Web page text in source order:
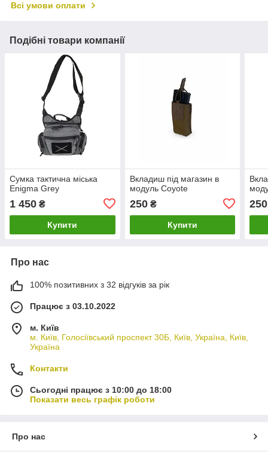
Всі умови оплати
Подібні товари компанії
Сумка тактична міська
Enigma Grey
1 450 ₴
Купити
Вкладиш під магазин в
модуль Coyote
250₴
Купити
250
Про нас
100% позитивних з 32 відгуків за рік
Працює з 03.10.2022
м. Київ
м. Київ, Голосіївський проспект 30Б, Київ, Україна, Київ,
Україна
Контакти
Сьогодні працює з 10:00 до 18:00
Показати весь графік роботи
Про нас